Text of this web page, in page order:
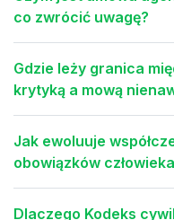
co zwrócić uwagę?
Gdzie leży granica
krytyką a mową
Jak ewoluuje
obowiązków
Dlaczego Kodeks